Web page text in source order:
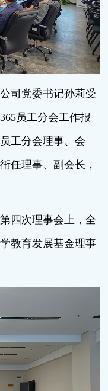
司党委书记孙莉受
员工分会工作报
工分会理事、会
任理事、副会长，
四次理事会上，全
教育发展基金理事